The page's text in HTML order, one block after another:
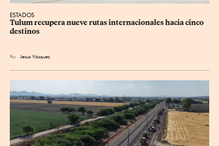
ESTADOS
Tulum recupera nueve rutas internacionales hacia cinco
destinos
Por Jesus Vázquez